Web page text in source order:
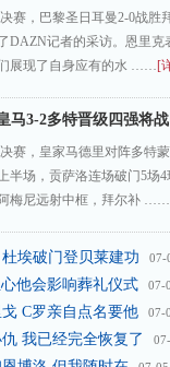
赛，巴黎圣日耳曼2-0战胜
DAZN记者的采访。恩里
展现了自身应有的水 ……[
马3-2多特晋级四强将
赛，皇家马德里对阵多特
半场，贡萨洛连场破门5场
梅尼远射中框，拜尔补 ……
埃破门登贝莱建功 07-
他会影响葬礼仪式 07-
C罗亲自点名要他 07-
我已经完全恢复了